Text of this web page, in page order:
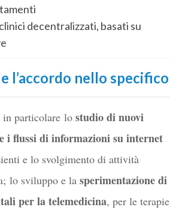
decentralizzati, basati su
l’accordo nello specifico
in particolare lo studio di nuovi
i flussi di informazioni su internet
e lo svolgimento di attività
lo sviluppo e la sperimentazione di
per la telemedicina, per le terapie